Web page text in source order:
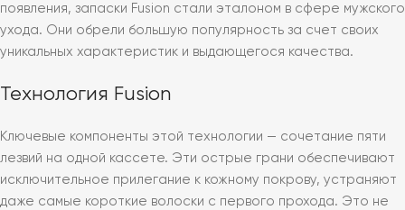
появления, запаски Fusion стали эталоном в сфере мужского
ухода. Они обрели большую популярность за счет своих
уникальных характеристик и выдающегося качества.
Технология Fusion
Ключевые компоненты этой технологии — сочетание пяти
лезвий на одной кассете. Эти острые грани обеспечивают
исключительное прилегание к кожному покрову, устраняют
даже самые короткие волоски с первого прохода. Это не